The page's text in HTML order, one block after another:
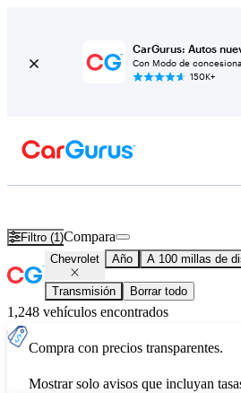
CarGurus: Autos
Con Modo de
150K+
Filtro (1)Compara
Chevrolet Año A 100 millas de
Transmisión Borrar todo
1,248 vehículos encontrados
Compra con precios transparentes.
Mostrar solo avisos que incluyan